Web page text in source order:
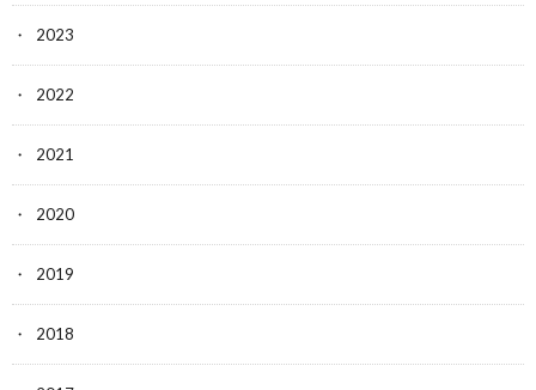
2023
2022
2021
2020
2019
2018